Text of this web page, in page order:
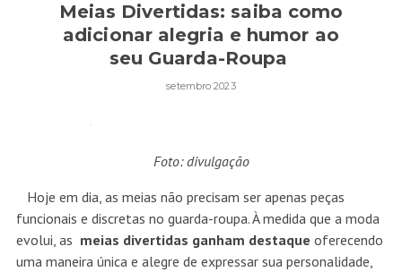
Meias Divertidas: saiba como
adicionar alegria e humor ao
seu Guarda-Roupa
setembro 2023
Foto: divulgação
Hoje em dia, as meias não precisam ser apenas peças
funcionais e discretas no guarda-roupa. À medida que a moda
evolui, as meias divertidas ganham destaque oferecendo
uma maneira única e alegre de expressar sua personalidade,